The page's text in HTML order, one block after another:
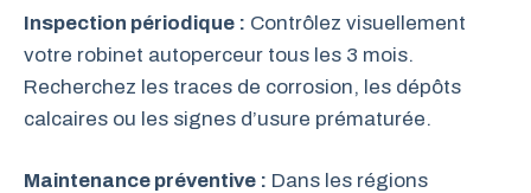
Inspection périodique : Contrôlez visuellement
votre robinet autoperceur tous les 3 mois.
Recherchez les traces de corrosion, les dépôts
calcaires ou les signes d’usure prématurée.
Maintenance préventive : Dans les régions